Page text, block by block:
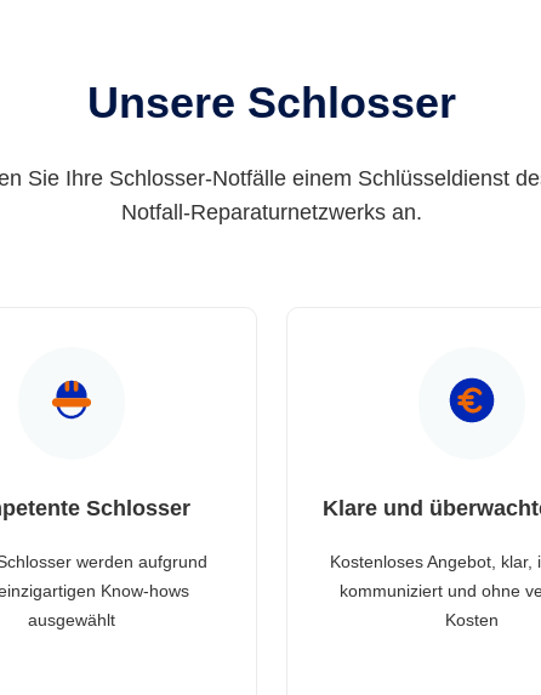
Unsere Schlosser
Sie Ihre Schlosser-Notfälle einem Schlüsseldienst
Notfall-Reparaturnetzwerks an.
Schlosser
werden aufgrund
Know-hows
ausgewählt
Klare und
Kostenloses Angebot, klar,
kommuniziert und ohne
Kosten